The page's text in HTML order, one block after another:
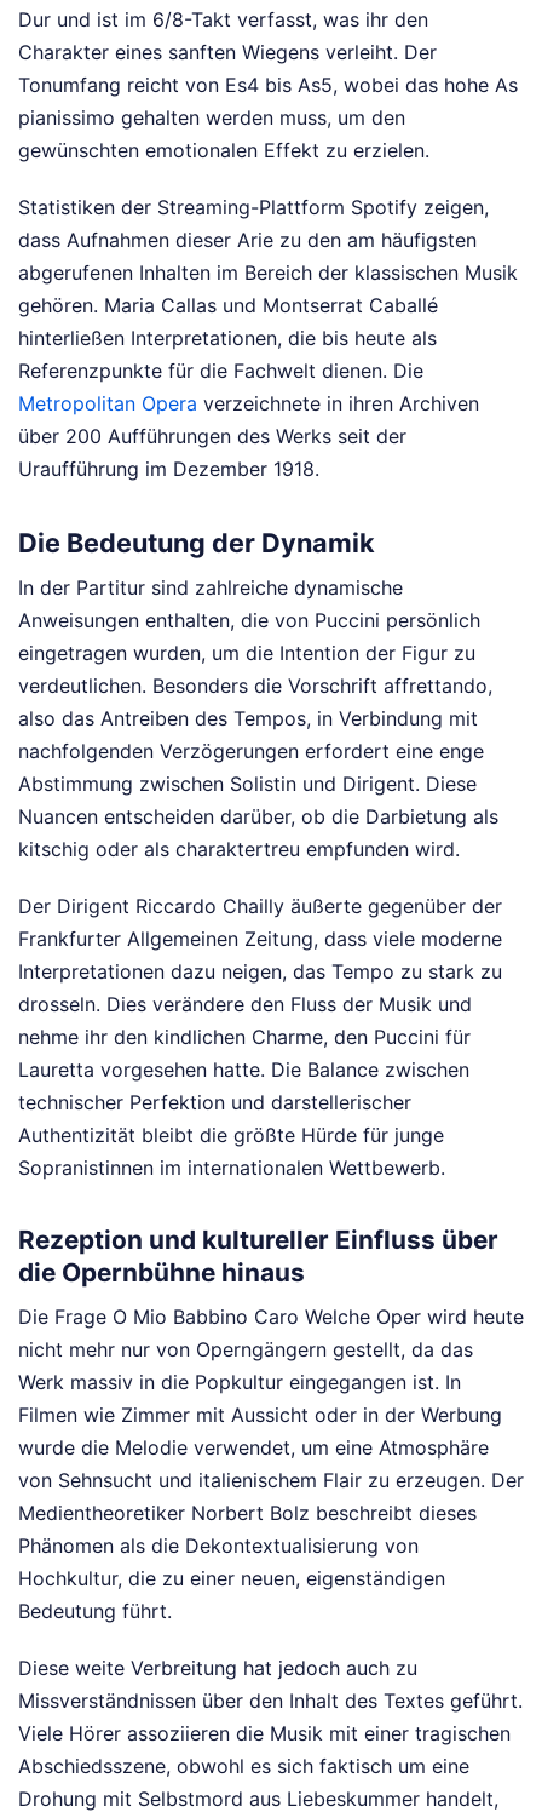
Dur und ist im 6/8-Takt verfasst, was ihr den
Charakter eines sanften Wiegens verleiht. Der
Tonumfang reicht von Es4 bis As5, wobei das hohe As
pianissimo gehalten werden muss, um den
gewünschten emotionalen Effekt zu erzielen.
Statistiken der Streaming-Plattform Spotify zeigen,
dass Aufnahmen dieser Arie zu den am häufigsten
abgerufenen Inhalten im Bereich der klassischen Musik
gehören. Maria Callas und Montserrat Caballé
hinterließen Interpretationen, die bis heute als
Referenzpunkte für die Fachwelt dienen. Die
Metropolitan Opera verzeichnete in ihren Archiven
über 200 Aufführungen des Werks seit der
Uraufführung im Dezember 1918.
Die Bedeutung der Dynamik
In der Partitur sind zahlreiche dynamische
Anweisungen enthalten, die von Puccini persönlich
eingetragen wurden, um die Intention der Figur zu
verdeutlichen. Besonders die Vorschrift affrettando,
also das Antreiben des Tempos, in Verbindung mit
nachfolgenden Verzögerungen erfordert eine enge
Abstimmung zwischen Solistin und Dirigent. Diese
Nuancen entscheiden darüber, ob die Darbietung als
kitschig oder als charaktertreu empfunden wird.
Der Dirigent Riccardo Chailly äußerte gegenüber der
Frankfurter Allgemeinen Zeitung, dass viele moderne
Interpretationen dazu neigen, das Tempo zu stark zu
drosseln. Dies verändere den Fluss der Musik und
nehme ihr den kindlichen Charme, den Puccini für
Lauretta vorgesehen hatte. Die Balance zwischen
technischer Perfektion und darstellerischer
Authentizität bleibt die größte Hürde für junge
Sopranistinnen im internationalen Wettbewerb.
Rezeption und kultureller Einfluss über
die Opernbühne hinaus
Die Frage O Mio Babbino Caro Welche Oper wird heute
nicht mehr nur von Operngängern gestellt, da das
Werk massiv in die Popkultur eingegangen ist. In
Filmen wie Zimmer mit Aussicht oder in der Werbung
wurde die Melodie verwendet, um eine Atmosphäre
von Sehnsucht und italienischem Flair zu erzeugen. Der
Medientheoretiker Norbert Bolz beschreibt dieses
Phänomen als die Dekontextualisierung von
Hochkultur, die zu einer neuen, eigenständigen
Bedeutung führt.
Diese weite Verbreitung hat jedoch auch zu
Missverständnissen über den Inhalt des Textes geführt.
Viele Hörer assoziieren die Musik mit einer tragischen
Abschiedsszene, obwohl es sich faktisch um eine
Drohung mit Selbstmord aus Liebeskummer handelt,